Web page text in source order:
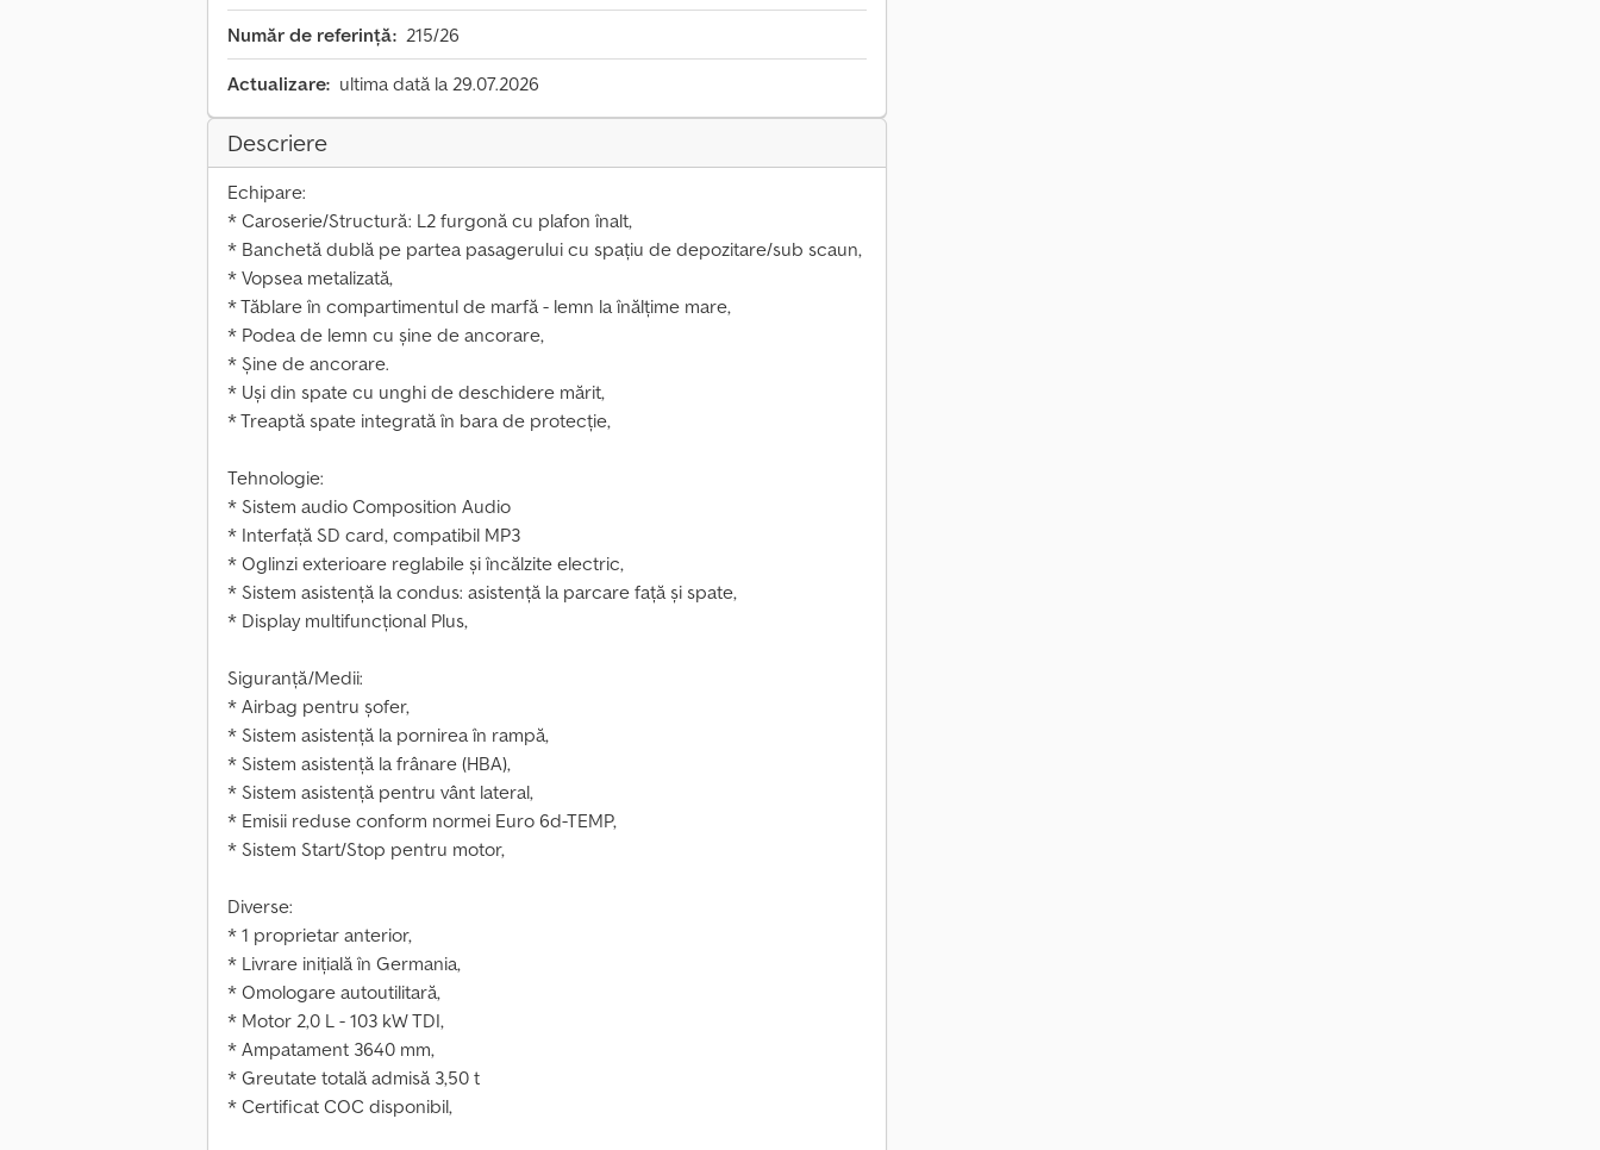
Număr de referință: 215/26
Actualizare: ultima dată la 29.07.2026
Descriere
Echipare:
* Caroserie/Structură: L2 furgonă cu plafon înalt,
* Banchetă dublă pe partea pasagerului cu spațiu de depozitare/sub scaun,
* Vopsea metalizată,
* Tăblare în compartimentul de marfă - lemn la înălțime mare,
* Podea de lemn cu șine de ancorare,
* Șine de ancorare.
* Uși din spate cu unghi de deschidere mărit,
* Treaptă spate integrată în bara de protecție,
Tehnologie:
* Sistem audio Composition Audio
* Interfață SD card, compatibil MP3
* Oglinzi exterioare reglabile și încălzite electric,
* Sistem asistență la condus: asistență la parcare față și spate,
* Display multifuncțional Plus,
Siguranță/Medii:
* Airbag pentru șofer,
* Sistem asistență la pornirea în rampă,
* Sistem asistență la frânare (HBA),
* Sistem asistență pentru vânt lateral,
* Emisii reduse conform normei Euro 6d-TEMP,
* Sistem Start/Stop pentru motor,
Diverse:
* 1 proprietar anterior,
* Livrare inițială în Germania,
* Omologare autoutilitară,
* Motor 2,0 L - 103 kW TDI,
* Ampatament 3640 mm,
* Greutate totală admisă 3,50 t
* Certificat COC disponibil,